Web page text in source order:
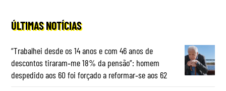
ÚLTIMAS NOTÍCIAS
“Trabalhei desde os 14 anos e com 46 anos de
descontos tiraram‑me 18% da pensão”: homem
despedido aos 60 foi forçado a reformar‑se aos 62